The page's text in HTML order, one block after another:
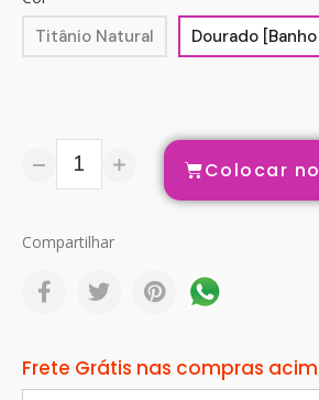
Titânio Natural Dourado
Colocar
Compartilhar
Frete Grátis nas compras